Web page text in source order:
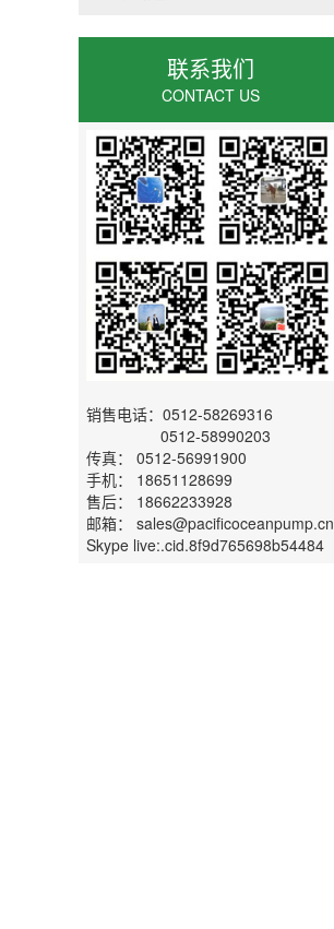
联系我们
CONTACT US
销售电话：0512-58269316
0512-58990203
传真： 0512-56991900
手机： 18651128699
售后： 18662233928
邮箱： sales@pacificoceanpump.cn
Skype live:.cid.8f9d765698b54484